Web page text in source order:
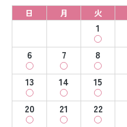
日 月 火
1
6
7 8
13
14 15
20
21 22